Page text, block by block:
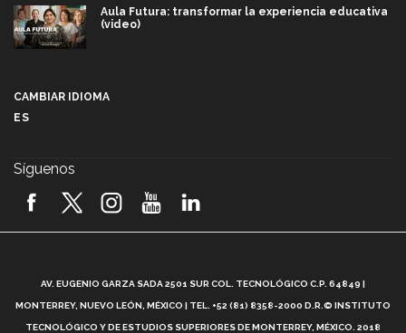
Aula Futura: transformar la experiencia educativa
(video)
2026! (video)
¿Cómo es el Modelo Educativo Tec? (video)
CAMBIAR IDIOMA
ES
Síguenos
AV. EUGENIO GARZA SADA 2501 SUR COL. TECNOLÓGICO C.P. 64849 |
MONTERREY, NUEVO LEÓN, MÉXICO | TEL. +52 (81) 8358-2000 D.R.© INSTITUTO
TECNOLÓGICO Y DE ESTUDIOS SUPERIORES DE MONTERREY, MÉXICO. 2018